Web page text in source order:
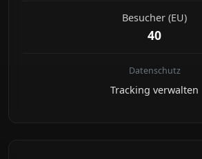
Besucher (EU)
40
Datenschutz
Tracking verwalten